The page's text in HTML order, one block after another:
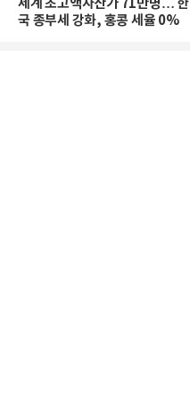
세계 초고액자산가 71만명… 한
국 종부세 강화, 홍콩 세율 0%